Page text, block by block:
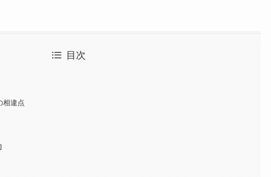
目次
相違点